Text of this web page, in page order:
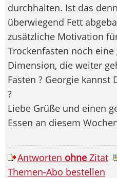
durchhalten. Ist das
überwiegend Fett
zusätzliche Motivation
Trockenfasten noch
Dimension, die weiter
Fasten ? Georgie kannst
?
Liebe Grüße und einen
Essen an diesem
Antworten ohne Zitat
Themen-Abo bestellen